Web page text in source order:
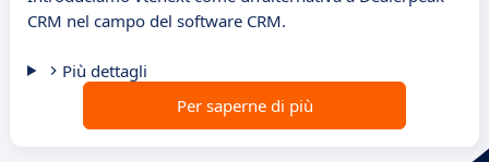
CRM nel campo del software CRM.
Più dettagli
Per saperne di più